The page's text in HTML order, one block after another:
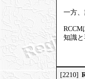
一方
知識
[2210]